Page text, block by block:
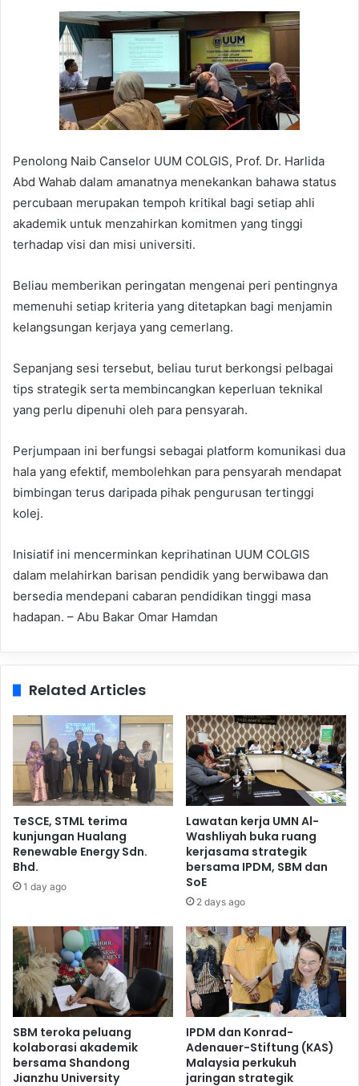
Penolong Naib Canselor UUM COLGIS, Prof. Dr. Harlida
Abd Wahab dalam amanatnya menekankan bahawa status
percubaan merupakan tempoh kritikal bagi setiap ahli
akademik untuk menzahirkan komitmen yang tinggi
terhadap visi dan misi universiti.
Beliau memberikan peringatan mengenai peri pentingnya
memenuhi setiap kriteria yang ditetapkan bagi menjamin
kelangsungan kerjaya yang cemerlang.
Sepanjang sesi tersebut, beliau turut berkongsi pelbagai
tips strategik serta membincangkan keperluan teknikal
yang perlu dipenuhi oleh para pensyarah.
Perjumpaan ini berfungsi sebagai platform komunikasi dua
hala yang efektif, membolehkan para pensyarah mendapat
bimbingan terus daripada pihak pengurusan tertinggi
kolej.
Inisiatif ini mencerminkan keprihatinan UUM COLGIS
dalam melahirkan barisan pendidik yang berwibawa dan
bersedia mendepani cabaran pendidikan tinggi masa
hadapan. – Abu Bakar Omar Hamdan
Related Articles
TeSCE, STML terima
kunjungan Hualang
Renewable Energy Sdn.
Bhd.
1 day ago
Lawatan kerja UMN Al-
Washliyah buka ruang
kerjasama strategik
bersama IPDM, SBM dan
SoE
2 days ago
SBM teroka peluang
kolaborasi akademik
bersama Shandong
Jianzhu University
IPDM dan Konrad-
Adenauer-Stiftung (KAS)
Malaysia perkukuh
jaringan strategik